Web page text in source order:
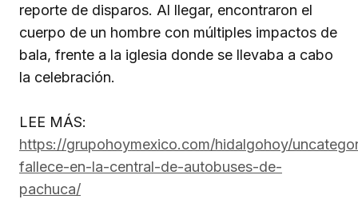
reporte de disparos. Al llegar, encontraron el
cuerpo de un hombre con múltiples impactos de
bala, frente a la iglesia donde se llevaba a cabo
la celebración.
LEE MÁS:
https://grupohoymexico.com/hidalgohoy/
fallece-en-la-central-de-autobuses-de-
pachuca/